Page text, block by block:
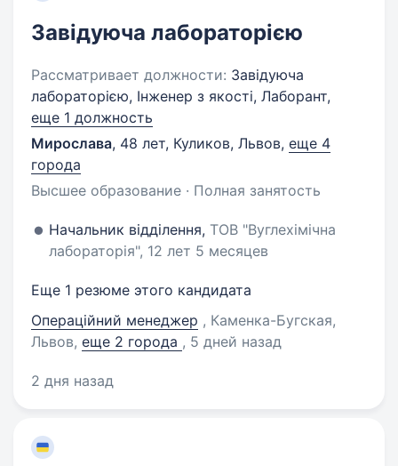
Завідуюча лабораторією
Рассматривает должности: Завідуюча
лабораторією, Інженер з якості, Лаборант,
еще 1 должность
Мирослава, 48 лет, Куликов, Львов, еще 4
города
Высшее образование · Полная занятость
Начальник відділення, ТОВ "Вуглехімічна
лабораторія", 12 лет 5 месяцев
Еще 1 резюме этого кандидата
Операційний менеджер , Каменка-Бугская,
Львов, еще 2 города , 5 дней назад
2 дня назад